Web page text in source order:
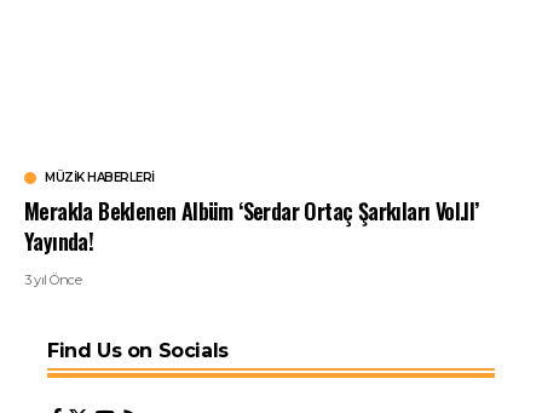
MÜZIK HABERLERI
Merakla Beklenen Albüm ‘Serdar Ortaç Şarkıları Vol.II’
Yayında!
3 yıl Önce
Find Us on Socials